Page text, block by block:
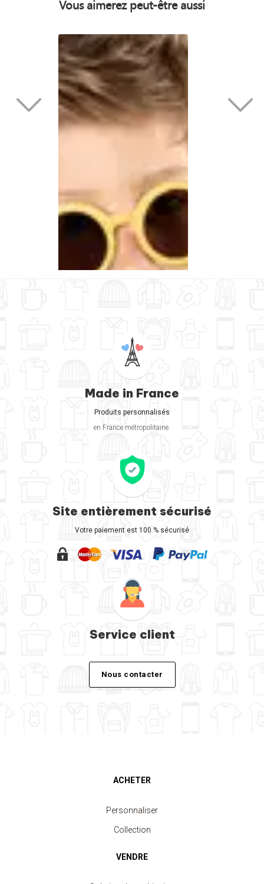
Vous aimerez peut-être aussi
Made in France
Produits personnalisés
en France métropolitaine.
Site entièrement sécurisé
Votre paiement est 100 % sécurisé
Service client
Nous contacter
ACHETER
Personnaliser
Collection
VENDRE